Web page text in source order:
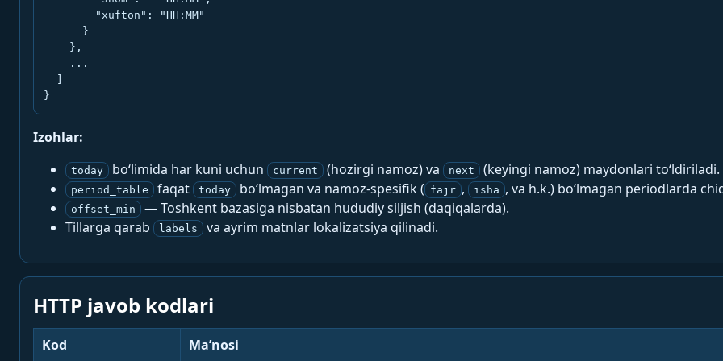
        "xufton": "HH:MM"
      }
    },
    ...
}
Izohlar:
today bo‘limida har kuni uchun current (hozirgi namoz) va next (keyingi namoz) maydonlari to‘ldiriladi.
period_table faqat today bo‘lmagan va namoz-spesifik ( fajr , isha , va h.k.) bo‘lmagan periodlarda
offset_min
— Toshkent bazasiga nisbatan hududiy siljish (daqiqalarda).
Tillarga qarab
labels va ayrim matnlar lokalizatsiya qilinadi.
HTTP javob kodlari
Kod Ma’nosi